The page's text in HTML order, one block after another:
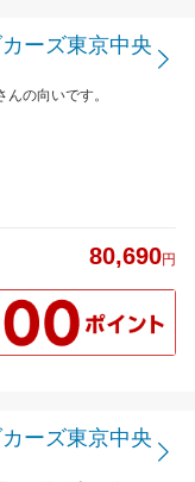
ーズ東京中央
の向いです。
80,690円
ーズ東京中央